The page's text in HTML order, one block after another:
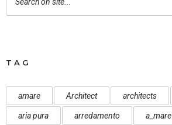
TAG
amare Architect architects
aria pura arredamento a_mare